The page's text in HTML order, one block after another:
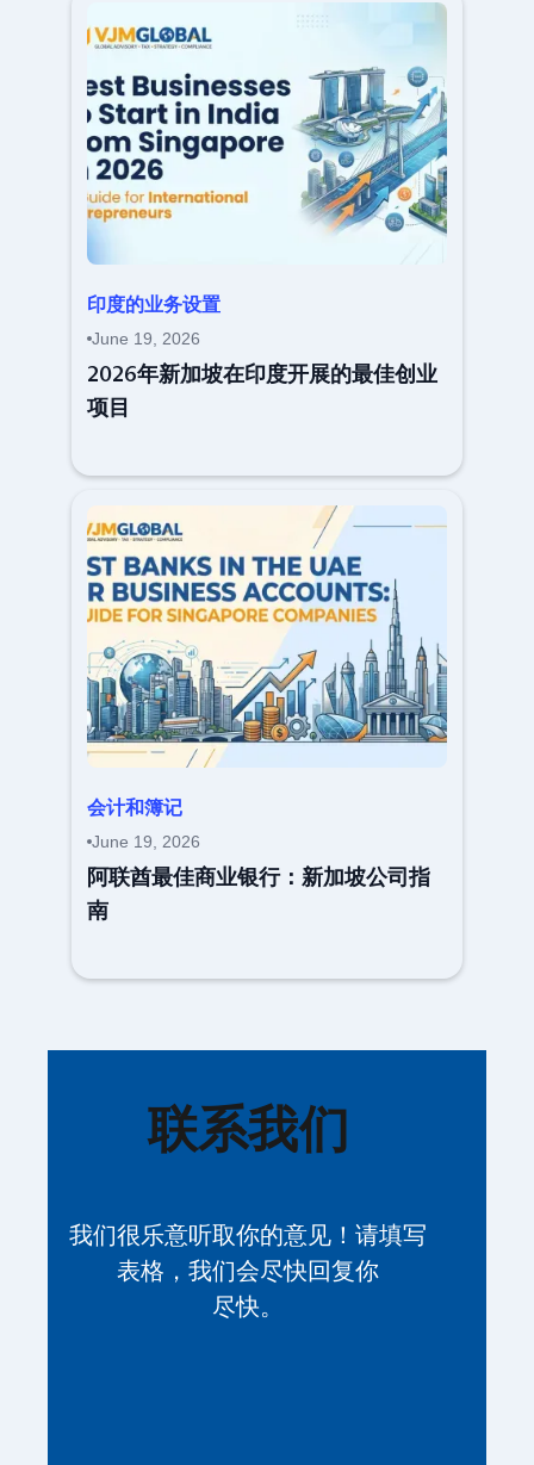
印度的业务设置
June 19, 2026
2026年新加坡在印度开展的最佳创业
项目
会计和簿记
June 19, 2026
阿联酋最佳商业银行：新加坡公司指
南
联系我们
我们很乐意听取你的意见！请填写
表格，我们会尽快回复你
尽快。